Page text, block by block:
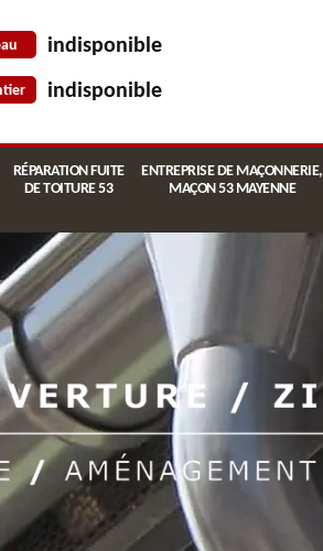
indisponible
indisponible
RÉPARATION FUITE
DE TOITURE 53
ENTREPRISE DE MAÇONNERIE,
MAÇON 53 MAYENNE